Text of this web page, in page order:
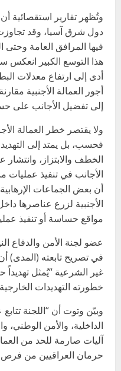
وتُظهر تقارير استقصائية
دول شرق آسيا، وقد
هذا التوسع الكبير انعكس
أدى إلى ارتفاع معدلات
أجور العمالة الأجنبية
إلى تفضيل الأجانب على
ولا يقتصر خطر العمالة
فحسب، بل يمتد إلى
الخطف والابتزاز،
الأجانب في تنفيذ عمليات
أن بعض الجماعات
الأجنبية لزرع عناصرها
مواقع حساسة أو تنفيذ
عضو لجنة الأمن والدفاع
في تصريح تابعته (المدى)
غير الشرعية “يُمثل تهديداً
خطورته التهديدات
وبيّن وتوت أن “اللجنة
الداخلية، والأمن
آليات صارمة للحد من
حرمان العراقيين من فرص